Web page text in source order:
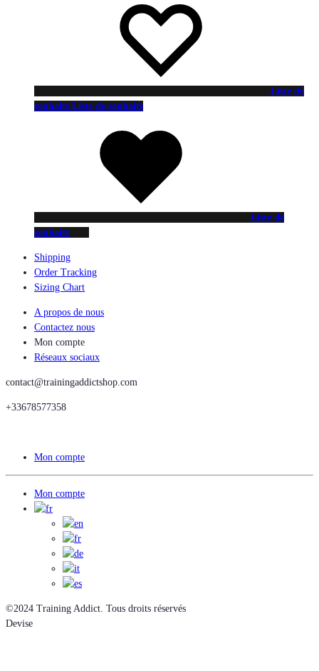
Liste de
souhaits Liste de souhaits
Liste de
souhaits
Shipping
Order Tracking
Sizing Chart
A propos de nous
Contactez nous
Mon compte
Réseaux sociaux
contact@trainingaddictshop.com
+33678577358
Mon compte
Mon compte
©2024 Training Addict. Tous droits réservés
Devise